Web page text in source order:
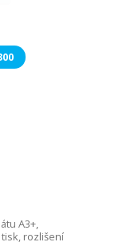
A3+,
rozlišení